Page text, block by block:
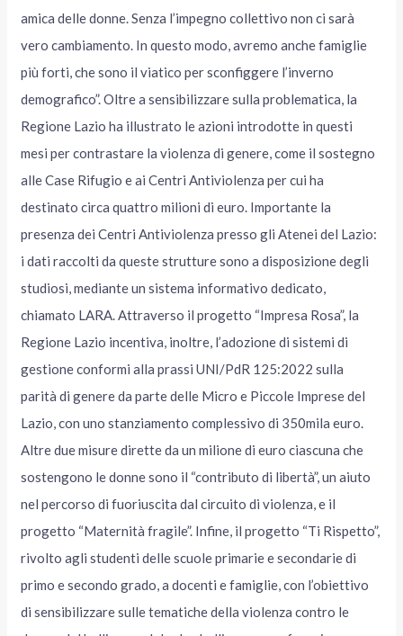
amica delle donne. Senza l’impegno collettivo non ci sarà
vero cambiamento. In questo modo, avremo anche famiglie
più forti, che sono il viatico per sconfiggere l’inverno
demografico”. Oltre a sensibilizzare sulla problematica, la
Regione Lazio ha illustrato le azioni introdotte in questi
mesi per contrastare la violenza di genere, come il sostegno
alle Case Rifugio e ai Centri Antiviolenza per cui ha
destinato circa quattro milioni di euro. Importante la
presenza dei Centri Antiviolenza presso gli Atenei del Lazio:
i dati raccolti da queste strutture sono a disposizione degli
studiosi, mediante un sistema informativo dedicato,
chiamato LARA. Attraverso il progetto “Impresa Rosa”, la
Regione Lazio incentiva, inoltre, l’adozione di sistemi di
gestione conformi alla prassi UNI/PdR 125:2022 sulla
parità di genere da parte delle Micro e Piccole Imprese del
Lazio, con uno stanziamento complessivo di 350mila euro.
Altre due misure dirette da un milione di euro ciascuna che
sostengono le donne sono il “contributo di libertà”, un aiuto
nel percorso di fuoriuscita dal circuito di violenza, e il
progetto “Maternità fragile”. Infine, il progetto “Ti Rispetto”,
rivolto agli studenti delle scuole primarie e secondarie di
primo e secondo grado, a docenti e famiglie, con l’obiettivo
di sensibilizzare sulle tematiche della violenza contro le